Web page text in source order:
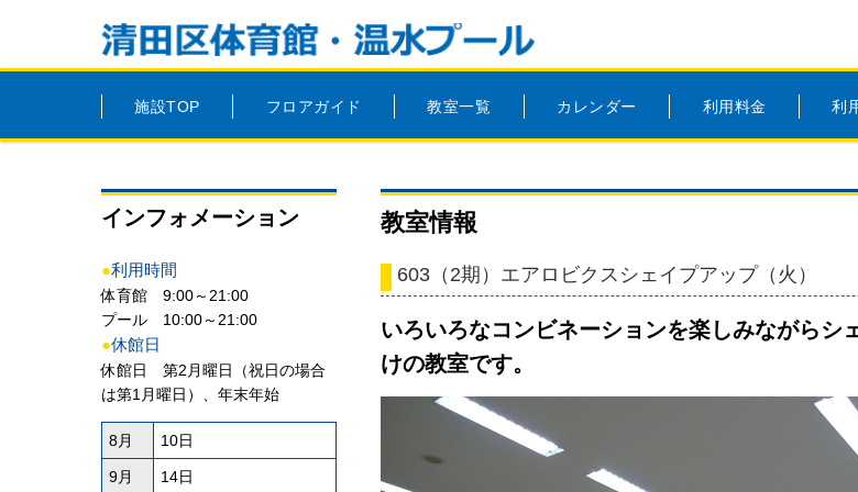
施設TOP フロアガイド 教室一覧 カレンダー 利用料金 利
インフォメーション
●利用時間
体育館 9:00～21:00
プール 10:00～21:00
●休館日
休館日 第2月曜日（祝日の場合
は第1月曜日）、年末年始
8月 10日
9月 14日
教室情報
603（2期）エアロビクスシェイプアップ（火）
いろいろなコンビネーションを楽しみながらシ
けの教室です。